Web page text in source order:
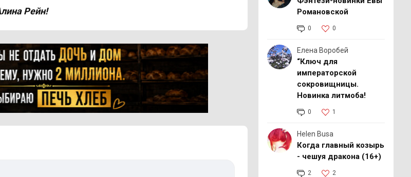
Рейн!
Романовской
0 0
Елена Воробей
“Ключ для
императорской
сокровищницы.
Новинка литмоба!
0 1
Helen Busa
Когда главный козырь
- чешуя дракона (16+)
2 2